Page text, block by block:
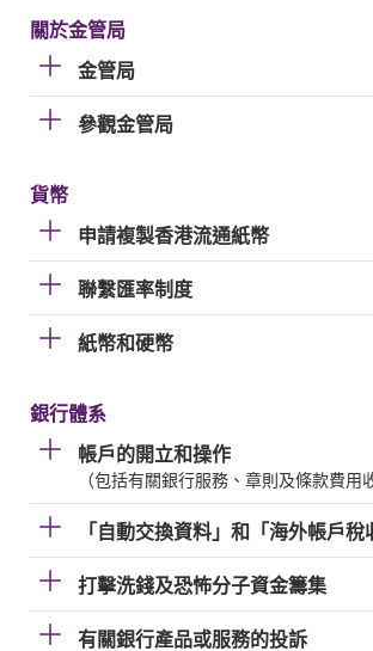
關於金管局
金管局
參觀金管局
貨幣
申請複製香港流通紙幣
聯繫匯率制度
紙幣和硬幣
銀行體系
帳戶的開立和操作
（包括有關銀行服務、章則及條款費用
「自動交換資料」和「海外帳戶稅
打擊洗錢及恐怖分子資金籌集
有關銀行產品或服務的投訴